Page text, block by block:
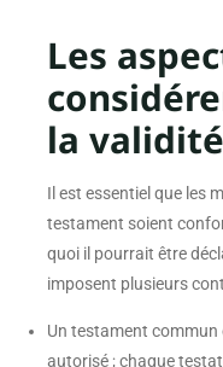
Les
la
Il est essentiel que les
testament soient
quoi il pourrait être
imposent plusieurs
Un testament commun
autorisé ; chaque